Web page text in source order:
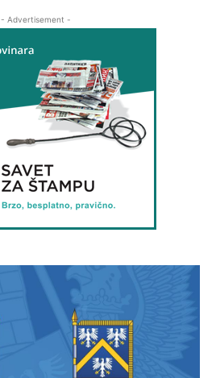
- Advertisement -